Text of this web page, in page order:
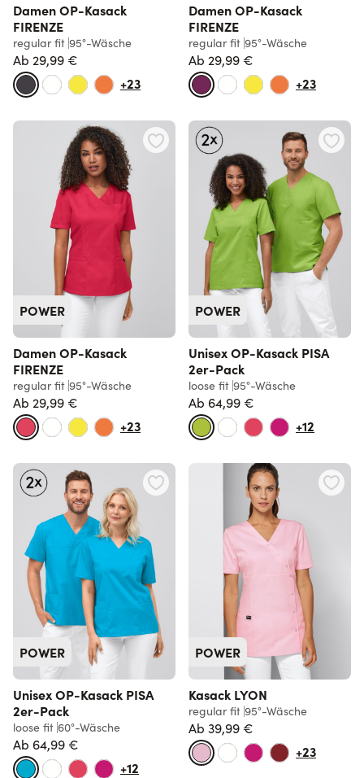
Damen OP-Kasack
FIRENZE
regular fit 95°-Wäsche
Ab 29,99 €
+23
Damen OP-Kasack
FIRENZE
regular fit 95°-Wäsche
Ab 29,99 €
+23
POWER
Damen OP-Kasack
FIRENZE
regular fit 95°-Wäsche
Ab 29,99 €
+23
POWER
Unisex OP-Kasack PISA
2er-Pack
loose fit 95°-Wäsche
Ab 64,99 €
+12
POWER
Unisex OP-Kasack PISA
2er-Pack
loose fit 60°-Wäsche
Ab 64,99 €
+12
POWER
Kasack LYON
regular fit 95°-Wäsche
Ab 39,99 €
+23